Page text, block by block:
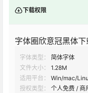
下载权限
字体圈欣意冠黑体下
字体类型：
简体字体
文件大小：
1.28M
适用平台：
Win/mac/
授权类型：
个人免费 / 商